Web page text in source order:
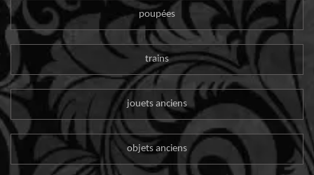
poupées
trains
jouets anciens
objets anciens